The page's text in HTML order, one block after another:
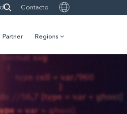
Contacto
Partner Regions